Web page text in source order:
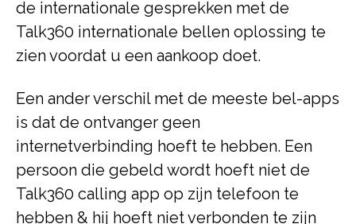
de internationale gesprekken met de
Talk360 internationale bellen oplossing te
zien voordat u een aankoop doet.
Een ander verschil met de meeste bel-apps
is dat de ontvanger geen
internetverbinding hoeft te hebben. Een
persoon die gebeld wordt hoeft niet de
Talk360 calling app op zijn telefoon te
hebben & hij hoeft niet verbonden te zijn